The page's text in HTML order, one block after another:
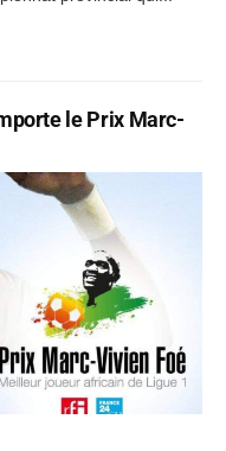
le Prix Marc-